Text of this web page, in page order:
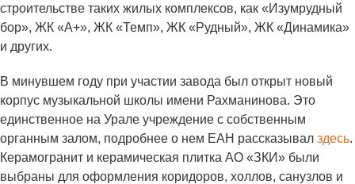
строительстве таких жилых комплексов, как «Изумрудный
бор», ЖК «А+», ЖК «Темп», ЖК «Рудный», ЖК «Динамика»
и других.
В минувшем году при участии завода был открыт новый
корпус музыкальной школы имени Рахманинова. Это
единственное на Урале учреждение с собственным
органным залом, подробнее о нем ЕАН рассказывал здесь.
Керамогранит и керамическая плитка АО «ЗКИ» были
выбраны для оформления коридоров, холлов, санузлов и